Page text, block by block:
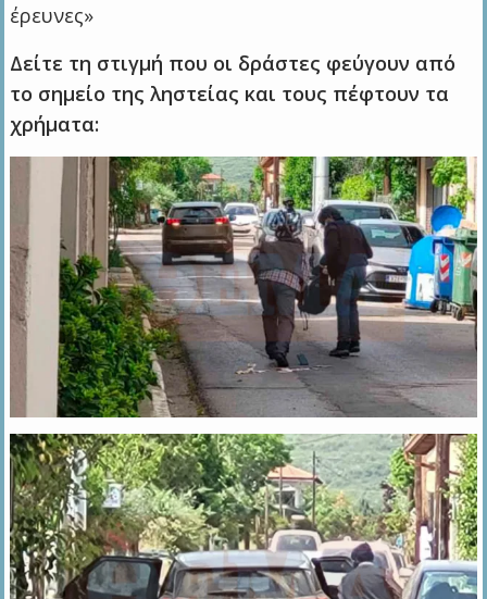
έρευνες»
Δείτε τη στιγμή που οι δράστες φεύγουν από
το σημείο της ληστείας και τους πέφτουν τα
χρήματα: